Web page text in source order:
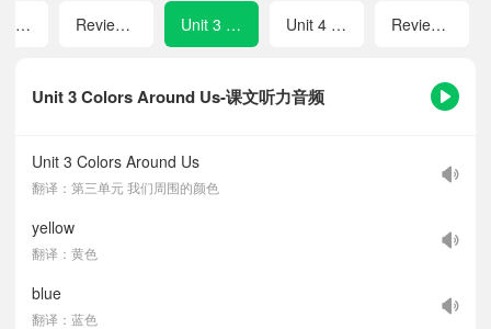
Unit 3 Colors Around Us-课文听力音频
Unit 3 Colors Around Us
翻译：第三单元 我们周围的颜色
yellow
翻译：黄色
blue
翻译：蓝色
Unit 2 Fun Numbers Review 1 Unit 3 Colors Around Us Unit 4 Loving My Family Review 2